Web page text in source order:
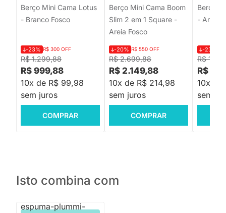
Berço Mini Cama Lotus
- Branco Fosco
R$ 1.299,88
-23% R$ 300 OFF
R$ 999,88
10x de R$ 99,98
sem juros
COMPRAR
Berço Mini Cama Boom
Slim 2 em 1 Square -
Areia Fosco
R$ 2.699,88
-20% R$ 550 OFF
R$ 2.149,88
10x de R$ 214,98
sem juros
COMPRAR
Berço
- Areia
R$
-23%
R$
10x de
sem
Isto combina com